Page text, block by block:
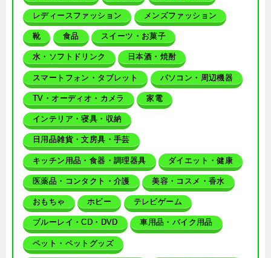
レディースファッション メンズファッション
靴 食品 スイーツ・お菓子
水・ソフトドリンク 日本酒・焼酎
スマートフォン・タブレット パソコン・周辺機器
TV・オーディオ・カメラ 家電
インテリア・寝具・収納
日用品雑貨・文房具・手芸
キッチン用品・食器・調理器具 ダイエット・健康
医薬品・コンタクト・介護 美容・コスメ・香水
おもちゃ ホビー テレビゲーム
ブルーレイ・CD・DVD 車用品・バイク用品
ペット・ペットグッズ